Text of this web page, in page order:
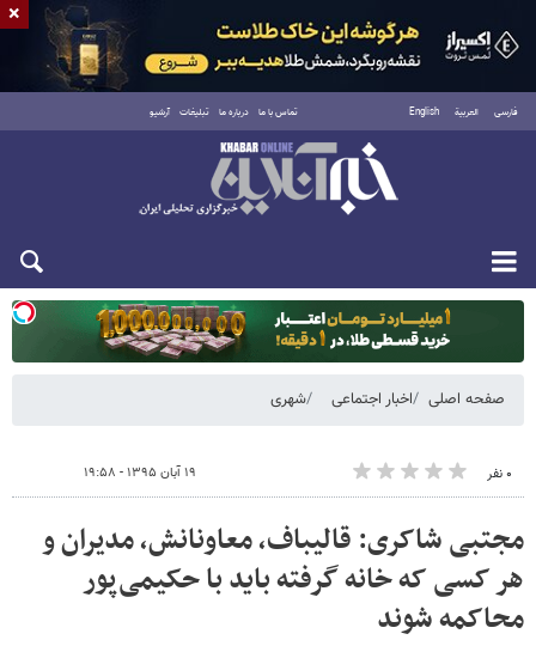
فارسی العربية English تماس با ما درباره ما تبلیغات آرشیو
دوشنبه ۱۹ مرداد ۱۴۰۵
صفحه اصلی اخبار اجتماعی شهری
۰ نفر ۱۹ آبان ۱۳۹۵ - ۱۹:۵۸
مجتبی شاکری: قالیباف، معاونانش، مدیران و
هر کسی که خانه گرفته باید با حکیمی‌پور
محاکمه شوند
×